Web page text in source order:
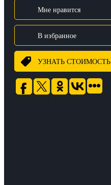
Мне нравится
В избранное
УЗНАТЬ СТОИМОСТЬ